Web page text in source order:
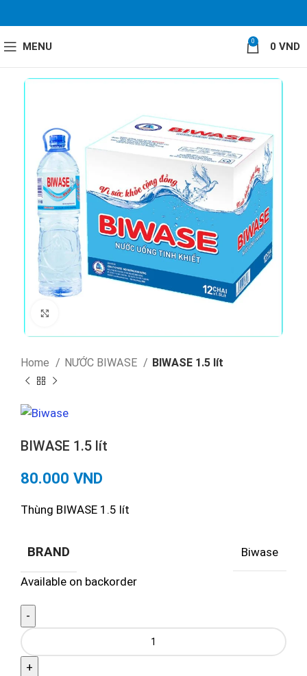
MENU 0 0 VND
Home NƯỚC BIWASE BIWASE 1.5 lít
BIWASE 1.5 lít
80.000 VND
Thùng BIWASE 1.5 lít
BRAND Biwase
Available on backorder